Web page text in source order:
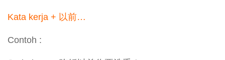
Kata kerja + 以前…
Contoh :